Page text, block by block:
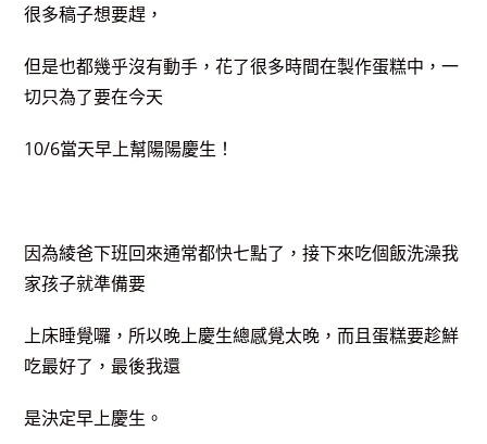
很多稿子想要趕，
但是也都幾乎沒有動手，花了很多時間在製作蛋糕中，一
切只為了要在今天
10/6當天早上幫陽陽慶生！
因為綾爸下班回來通常都快七點了，接下來吃個飯洗澡我
家孩子就準備要
上床睡覺囉，所以晚上慶生總感覺太晚，而且蛋糕要趁鮮
吃最好了，最後我還
是決定早上慶生。